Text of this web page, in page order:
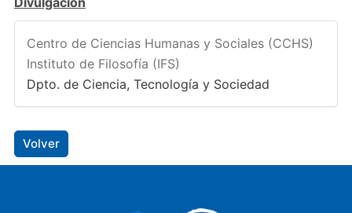
Centro de Ciencias Humanas y Sociales (CCHS)
Instituto de Filosofía (IFS)
Dpto. de Ciencia, Tecnología y Sociedad
Volver